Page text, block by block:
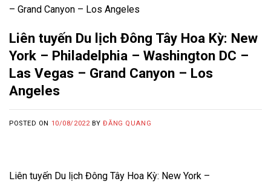
– Grand Canyon – Los Angeles
Liên tuyến Du lịch Đông Tây Hoa Kỳ: New
York – Philadelphia – Washington DC –
Las Vegas – Grand Canyon – Los
Angeles
POSTED ON 10/08/2022 BYĐĂNG QUANG
Liên tuyến Du lịch Đông Tây Hoa Kỳ: New York –